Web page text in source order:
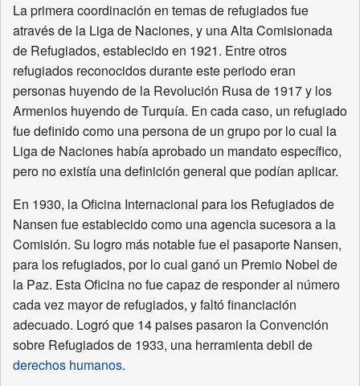
La primera coordinación en temas de refugiados fue
através de la Liga de Naciones, y una Alta Comisionada
de Refugiados, establecido en 1921. Entre otros
refugiados reconocidos durante este periodo eran
personas huyendo de la Revolución Rusa de 1917 y los
Armenios huyendo de Turquía. En cada caso, un refugiado
fue definido como una persona de un grupo por lo cual la
Liga de Naciones había aprobado un mandato específico,
pero no existía una definición general que podían aplicar.
En 1930, la Oficina Internacional para los Refugiados de
Nansen fue establecido como una agencia sucesora a la
Comisión. Su logro más notable fue el pasaporte Nansen,
para los refugiados, por lo cual ganó un Premio Nobel de
la Paz. Esta Oficina no fue capaz de responder al número
cada vez mayor de refugiados, y faltó financiación
adecuado. Logró que 14 paises pasaron la Convención
sobre Refugiados de 1933, una herramienta debil de
derechos humanos.